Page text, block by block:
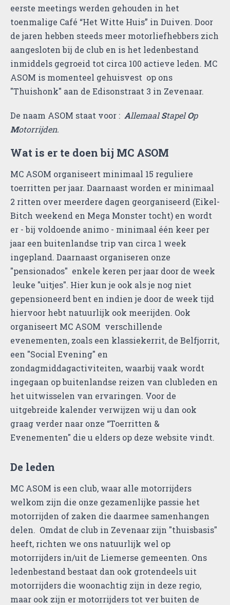
eerste meetings werden gehouden in het
toenmalige Café “Het Witte Huis” in Duiven. Door
de jaren hebben steeds meer motorliefhebbers zich
aangesloten bij de club en is het ledenbestand
inmiddels gegroeid tot circa 100 actieve leden. MC
ASOM is momenteel gehuisvest op ons
"Thuishonk" aan de Edisonstraat 3 in Zevenaar.
De naam ASOM staat voor : AllemaalStapelOp
Motorrijden.
Wat is er te doen bij MC ASOM
MC ASOM organiseert minimaal 15 reguliere
toerritten per jaar. Daarnaast worden er minimaal
2 ritten over meerdere dagen georganiseerd (Eikel-
Bitch weekend en Mega Monster tocht) en wordt
er - bij voldoende animo - minimaal één keer per
jaar een buitenlandse trip van circa 1 week
ingepland. Daarnaast organiseren onze
"pensionados" enkele keren per jaar door de week
leuke "uitjes". Hier kun je ook als je nog niet
gepensioneerd bent en indien je door de week tijd
hiervoor hebt natuurlijk ook meerijden. Ook
organiseert MC ASOM verschillende
evenementen, zoals een klassiekerrit, de Belfjorrit,
een "Social Evening" en
zondagmiddagactiviteiten, waarbij vaak wordt
ingegaan op buitenlandse reizen van clubleden en
het uitwisselen van ervaringen. Voor de
uitgebreide kalender verwijzen wij u dan ook
graag verder naar onze “Toerritten &
Evenementen" die u elders op deze website vindt.
De leden
MC ASOM is een club, waar alle motorrijders
welkom zijn die onze gezamenlijke passie het
motorrijden of zaken die daarmee samenhangen
delen. Omdat de club in Zevenaar zijn "thuisbasis"
heeft, richten we ons natuurlijk wel op
motorrijders in/uit de Liemerse gemeenten. Ons
ledenbestand bestaat dan ook grotendeels uit
motorrijders die woonachtig zijn in deze regio,
maar ook zijn er motorrijders tot ver buiten de